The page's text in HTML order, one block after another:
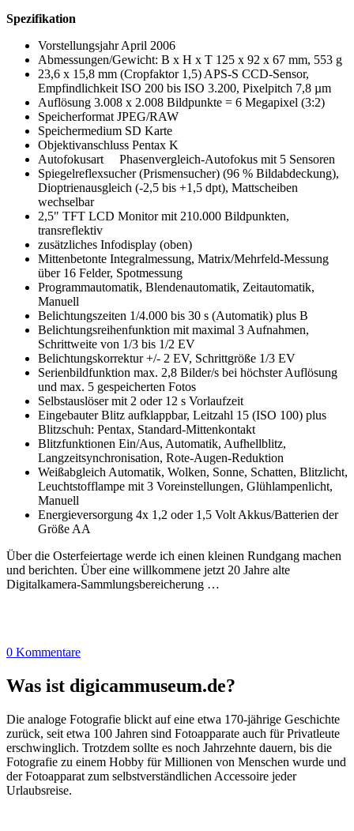
Spezifikation
Vorstellungsjahr April 2006
Abmessungen/Gewicht: B x H x T 125 x 92 x 67 mm, 553 g
23,6 x 15,8 mm (Cropfaktor 1,5) APS-S CCD-Sensor,
Empfindlichkeit ISO 200 bis ISO 3.200, Pixelpitch 7,8 µm
Auflösung 3.008 x 2.008 Bildpunkte = 6 Megapixel (3:2)
Speicherformat JPEG/RAW
Speichermedium SD Karte
Objektivanschluss Pentax K
Autofokusart Phasenvergleich-Autofokus mit 5 Sensoren
Spiegelreflexsucher (Prismensucher) (96 % Bildabdeckung),
Dioptrienausgleich (-2,5 bis +1,5 dpt), Mattscheiben
wechselbar
2,5" TFT LCD Monitor mit 210.000 Bildpunkten,
transreflektiv
zusätzliches Infodisplay (oben)
Mittenbetonte Integralmessung, Matrix/Mehrfeld-Messung
über 16 Felder, Spotmessung
Programmautomatik, Blendenautomatik, Zeitautomatik,
Manuell
Belichtungszeiten 1/4.000 bis 30 s (Automatik) plus B
Belichtungsreihenfunktion mit maximal 3 Aufnahmen,
Schrittweite von 1/3 bis 1/2 EV
Belichtungskorrektur +/- 2 EV, Schrittgröße 1/3 EV
Serienbildfunktion max. 2,8 Bilder/s bei höchster Auflösung
und max. 5 gespeicherten Fotos
Selbstauslöser mit 2 oder 12 s Vorlaufzeit
Eingebauter Blitz aufklappbar, Leitzahl 15 (ISO 100) plus
Blitzschuh: Pentax, Standard-Mittenkontakt
Blitzfunktionen Ein/Aus, Automatik, Aufhellblitz,
Langzeitsynchronisation, Rote-Augen-Reduktion
Weißabgleich Automatik, Wolken, Sonne, Schatten, Blitzlicht,
Leuchtstofflampe mit 3 Voreinstellungen, Glühlampenlicht,
Manuell
Energieversorgung 4x 1,2 oder 1,5 Volt Akkus/Batterien der
Größe AA
Über die Osterfeiertage werde ich einen kleinen Rundgang machen
und berichten. Über eine willkommene jetzt 20 Jahre alte
Digitalkamera-Sammlungsbereicherung …
0 Kommentare
Was ist digicammuseum.de?
Die analoge Fotografie blickt auf eine etwa 170-jährige Geschichte
zurück, seit etwa 100 Jahren sind Fotoapparate auch für Privatleute
erschwinglich. Trotzdem sollte es noch Jahrzehnte dauern, bis die
Fotografie zu einem Hobby für Millionen von Menschen wurde und
der Fotoapparat zum selbstverständlichen Accessoire jeder
Urlaubsreise.